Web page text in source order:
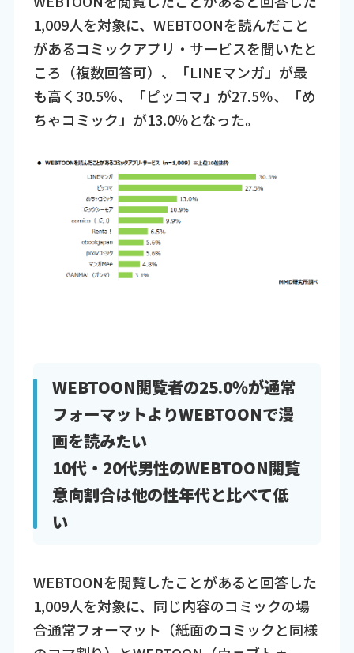
1,009人を対象に、WEBTOONを読んだこと
があるコミックアプリ・サービスを聞いたと
ころ（複数回答可）、「LINEマンガ」が最
も高く30.5％、「ピッコマ」が27.5％、「め
ちゃコミック」が13.0％となった。
WEBTOON閲覧者の25.0％が通常
フォーマットよりWEBTOONで漫
画を読みたい
10代・20代男性のWEBTOON閲覧
意向割合は他の性年代と比べて低
い
WEBTOONを閲覧したことがあると回答した
1,009人を対象に、同じ内容のコミックの場
合通常フォーマット（紙面のコミックと同様